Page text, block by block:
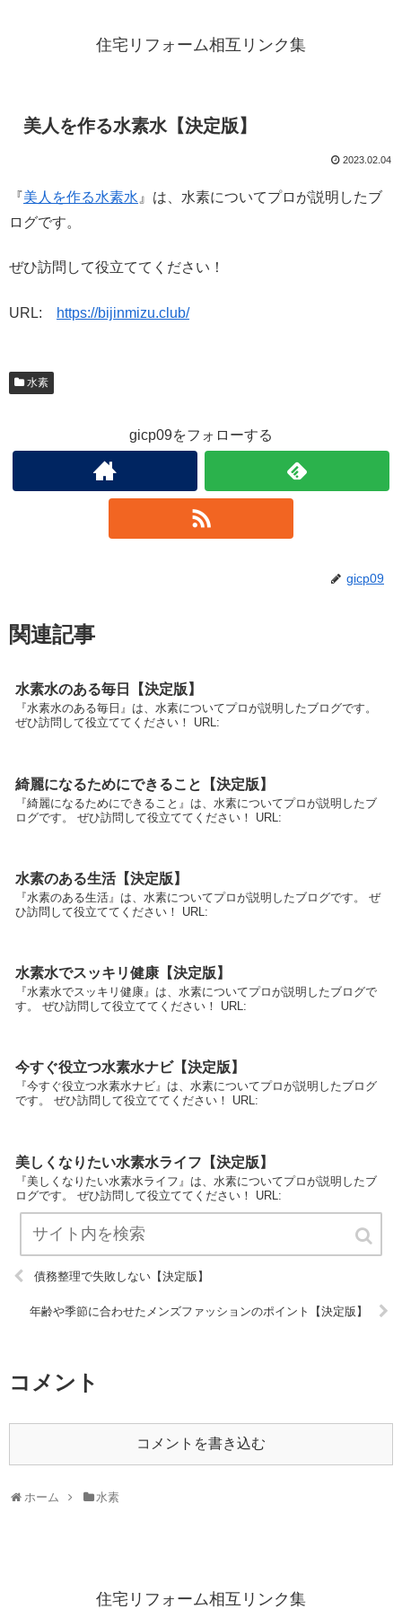
住宅リフォーム相互リンク集
美人を作る水素水【決定版】
2023.02.04
『美人を作る水素水 』は、水素についてプロが説明したブ
ログです。
ぜひ訪問して役立ててください！
URL: https://bijinmizu.club/
水素
gicp09をフォローする
gicp09
関連記事
水素水のある毎日【決定版】
『水素水のある毎日』は、水素についてプロが説明したブログです。
ぜひ訪問して役立ててください！ URL:
綺麗になるためにできること【決定版】
『綺麗になるためにできること』は、水素についてプロが説明したブ
ログです。 ぜひ訪問して役立ててください！ URL:
水素のある生活【決定版】
『水素のある生活』は、水素についてプロが説明したブログです。 ぜ
ひ訪問して役立ててください！ URL:
水素水でスッキリ健康【決定版】
『水素水でスッキリ健康』は、水素についてプロが説明したブログで
す。 ぜひ訪問して役立ててください！ URL:
今すぐ役立つ水素水ナビ【決定版】
『今すぐ役立つ水素水ナビ』は、水素についてプロが説明したブログ
です。 ぜひ訪問して役立ててください！ URL:
美しくなりたい水素水ライフ【決定版】
『美しくなりたい水素水ライフ』は、水素についてプロが説明したブ
ログです。 ぜひ訪問して役立ててください！ URL:
債務整理で失敗しない【決定版】
年齢や季節に合わせたメンズファッションのポイント【決定版】
コメント
コメントを書き込む
ホーム 水素
住宅リフォーム相互リンク集